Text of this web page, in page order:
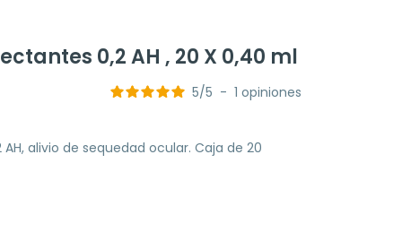
0,2 AH , 20 X 0,40 ml
5/5 - 1 opiniones
alivio de sequedad ocular. Caja de 20